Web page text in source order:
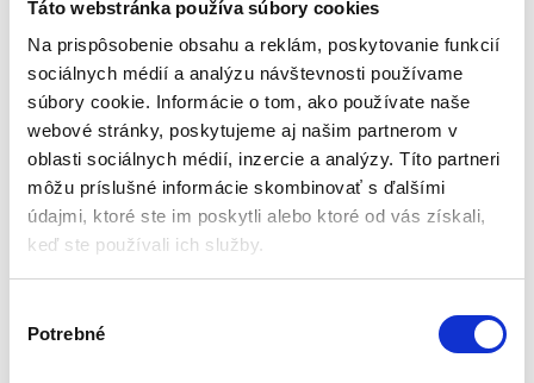
Táto webstránka používa súbory cookies
Na prispôsobenie obsahu a reklám, poskytovanie funkcií
sociálnych médií a analýzu návštevnosti používame
súbory cookie. Informácie o tom, ako používate naše
webové stránky, poskytujeme aj našim partnerom v
oblasti sociálnych médií, inzercie a analýzy. Títo partneri
môžu príslušné informácie skombinovať s ďalšími
údajmi, ktoré ste im poskytli alebo ktoré od vás získali,
keď ste používali ich služby.
Potrebné
Vibračná technika
KD1182
dosku C80, 560x470x5 |